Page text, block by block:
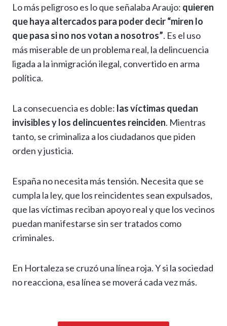
Lo más peligroso es lo que señalaba Araujo: quieren
que haya altercados para poder decir “miren lo
que pasa si no nos votan a nosotros”. Es el uso
más miserable de un problema real, la delincuencia
ligada a la inmigración ilegal, convertido en arma
política.
La consecuencia es doble: las víctimas quedan
invisibles y los delincuentes reinciden. Mientras
tanto, se criminaliza a los ciudadanos que piden
orden y justicia.
España no necesita más tensión. Necesita que se
cumpla la ley, que los reincidentes sean expulsados,
que las víctimas reciban apoyo real y que los vecinos
puedan manifestarse sin ser tratados como
criminales.
En Hortaleza se cruzó una línea roja. Y si la sociedad
no reacciona, esa línea se moverá cada vez más.